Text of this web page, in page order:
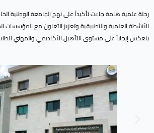
رحلة علمية هامة جاءت تأكيداً على نهج الجامعة الوطنية
الأنشطة العلمية والتطبيقية وتعزيز التعاون مع المؤسسات
ينعكس إيجاباً على مستوى التأهيل الأكاديمي والمهني للطلاب